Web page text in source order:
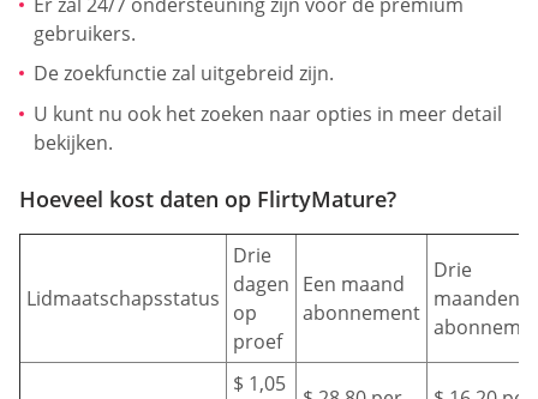
gebruikers.
De zoekfunctie zal uitgebreid zijn.
U kunt nu ook het zoeken naar opties in meer detail
bekijken.
Hoeveel kost daten op FlirtyMature?
Lidmaatschapsstatus
Drie
dagen
op
proef
Een maand
abonnement
Drie
maanden
$ 1,05